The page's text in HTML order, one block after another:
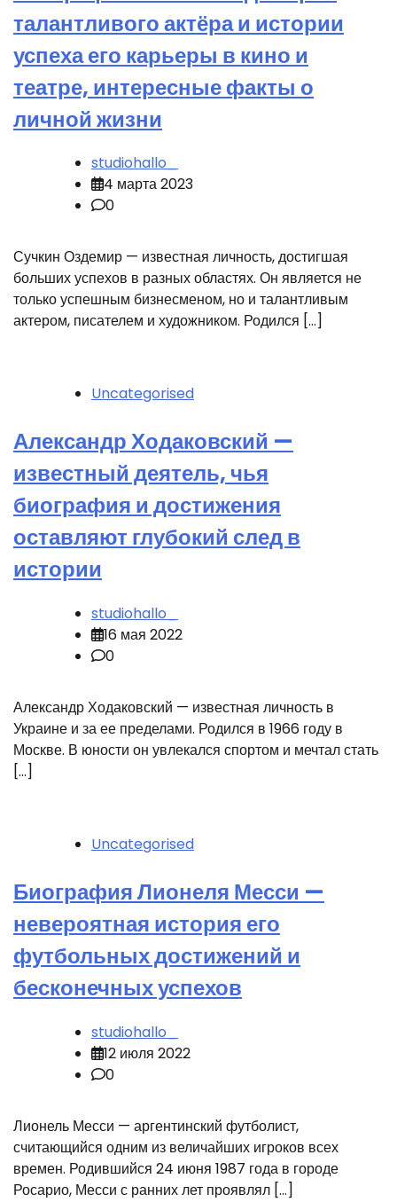
талантливого актёра и истории
успеха его карьеры в кино и
театре, интересные факты о
личной жизни
studiohallo_
4 марта 2023
0
Сучкин Оздемир — известная личность, достигшая
больших успехов в разных областях. Он является не
только успешным бизнесменом, но и талантливым
актером, писателем и художником. Родился […]
Uncategorised
Александр Ходаковский —
известный деятель, чья
биография и достижения
оставляют глубокий след в
истории
studiohallo_
16 мая 2022
0
Александр Ходаковский — известная личность в
Украине и за ее пределами. Родился в 1966 году в
Москве. В юности он увлекался спортом и мечтал стать
[…]
Uncategorised
Биография Лионеля Месси —
невероятная история его
футбольных достижений и
бесконечных успехов
studiohallo_
12 июля 2022
0
Лионель Месси — аргентинский футболист,
считающийся одним из величайших игроков всех
времен. Родившийся 24 июня 1987 года в городе
Росарио, Месси с ранних лет проявлял […]